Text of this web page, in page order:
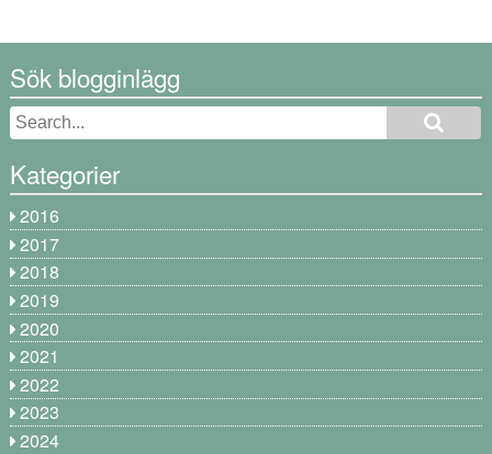
Sök blogginlägg
Kategorier
2016
2017
2018
2019
2020
2021
2022
2023
2024